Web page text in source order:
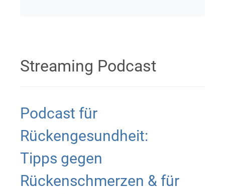
Streaming Podcast
Podcast für
Rückengesundheit:
Tipps gegen
Rückenschmerzen & für